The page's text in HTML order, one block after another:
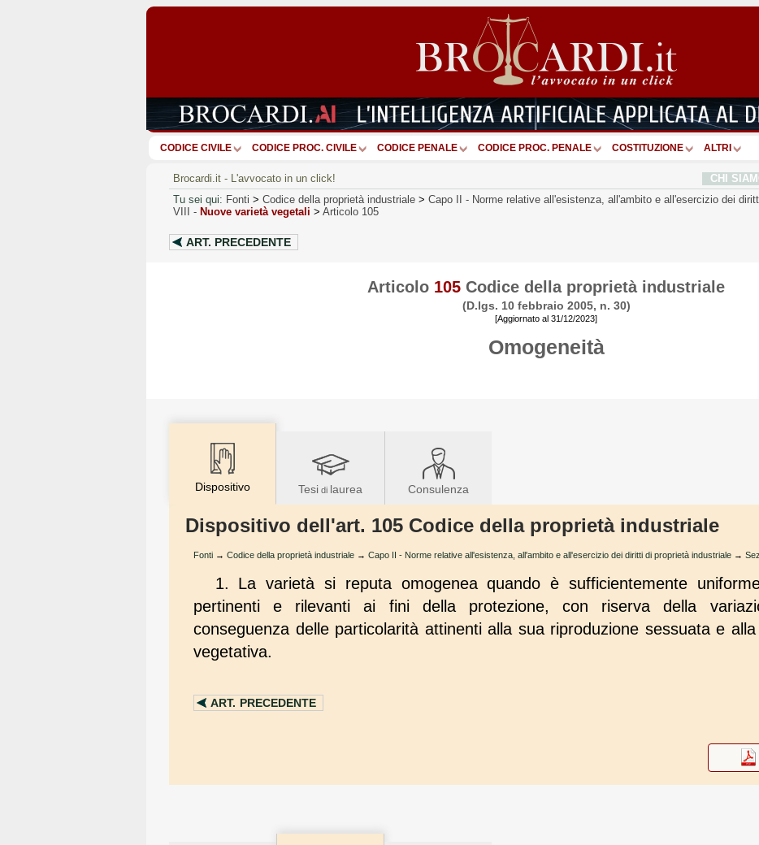
CODICE CIVILE CODICE PROC. CIVILE CODICE PENALE CODICE PROC. PENALE COSTITUZIONE ALTRI
Brocardi.it - L'avvocato in un click! CHI
Tu sei qui: Fonti > Codice della proprietà industriale > Capo II - Norme relative all'esistenza, all'ambito e all'esercizio dei
VIII - Nuove varietà vegetali > Articolo 105
ART. PRECEDENTE
Articolo 105 Codice della proprietà industriale
(D.lgs. 10 febbraio 2005, n. 30)
[Aggiornato al 31/12/2023]
Omogeneità
Dispositivo Tesi di laurea Consulenza
Dispositivo dell'art. 105 Codice della proprietà industriale
Fonti → Codice della proprietà industriale → Capo II - Norme relative all'esistenza, all'ambito e all'esercizio dei diritti di proprietà industriale →
1. La varietà si reputa omogenea quando è sufficientemente
pertinenti e rilevanti ai fini della protezione, con riserva della
conseguenza delle particolarità attinenti alla sua riproduzione sessuata e
vegetativa.
ART. PRECEDENTE